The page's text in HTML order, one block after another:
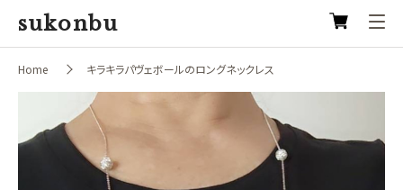
sukonbu
Home キラキラパヴェボールのロングネックレス